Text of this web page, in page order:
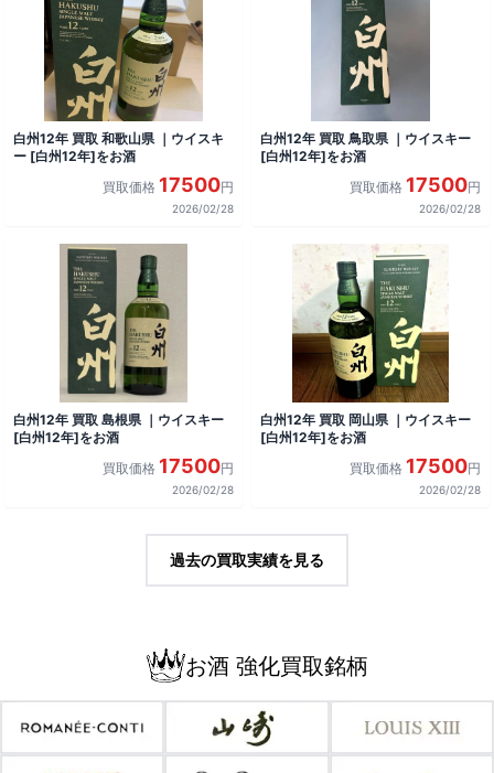
白州12年 買取 和歌山県 ｜ウイスキ
ー [白州12年]をお酒
買取価格 17500円
2026/02/28
白州12年 買取 鳥取県 ｜ウイスキー
[白州12年]をお酒
買取価格 17500円
2026/02/28
白州12年 買取 島根県 ｜ウイスキー
[白州12年]をお酒
買取価格 17500円
2026/02/28
白州12年 買取 岡山県 ｜ウイスキー
[白州12年]をお酒
買取価格 17500円
2026/02/28
過去の買取実績を見る
お酒 強化買取銘柄